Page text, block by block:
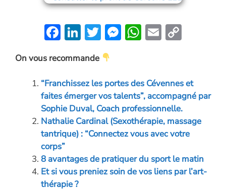
F
e
b
o
o
k
Li
k
e
dI
n
T
w
itt
er
M
n
g
er
W
s
A
p
p
E
l y
Li
k
On vous recommande
“Franchissez les portes des Cévennes et
faites émerger vos talents”, accompagné par
Sophie Duval, Coach professionnelle.
Nathalie Cardinal (Sexothérapie, massage
tantrique) : “Connectez vous avec votre
corps”
8 avantages de pratiquer du sport le matin
Et si vous preniez soin de vos liens par l’art-
thérapie ?